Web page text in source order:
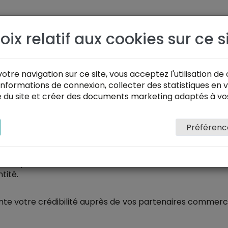
pour vous
stratégie de communication
commence par son
. Cet
en véhiculant vos idées, et votre coeur
votre crédibilité auprès de vos partenaires
relatif aux cookies sur ce
navigation sur ce site, vous acceptez l'utilisation de
de connexion, collecter des statistiques en
site et créer des documents marketing adaptés à